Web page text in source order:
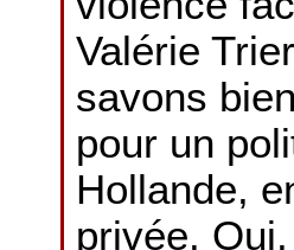
Valérie
savons
pour un
Hollande,
privée.